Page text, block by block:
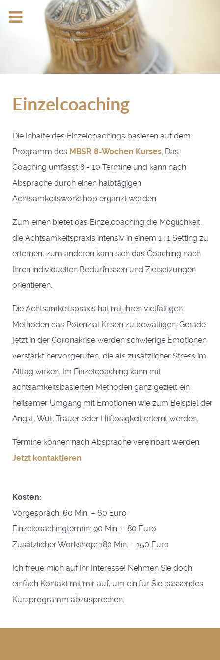
Einzelcoaching
Die Inhalte des Einzelcoachings basieren auf dem
Programm des MBSR 8-Wochen Kurses. Das
Coaching umfasst 8 - 10 Termine und kann nach
Absprache durch einen halbtägigen
Achtsamkeitsworkshop ergänzt werden.
Zum einen bietet das Einzelcoaching die Möglichkeit,
die Achtsamkeitspraxis intensiv in einem 1 : 1 Setting zu
erlernen, zum anderen kann sich das Coaching nach
Ihren individuellen Bedürfnissen und Zielsetzungen
orientieren.
Die Achtsamkeitspraxis hat mit ihren vielfältigen
Methoden das Potenzial Krisen zu bewältigen. Gerade
jetzt in der Coronakrise werden schwierige Emotionen
verstärkt hervorgerufen, die als zusätzlicher Stress im
Alltag wirken. Im Einzelcoaching kann mit
achtsamkeitsbasierten Methoden ganz gezielt ein
heilsamer Umgang mit Emotionen wie zum Beispiel der
Angst, Wut, Trauer oder Hilflosigkeit erlernt werden.
Termine können nach Absprache vereinbart werden.
Jetzt kontaktieren
Kosten:
Vorgespräch: 60 Min. – 60 Euro
Einzelcoachingtermin: 90 Min. – 80 Euro
Zusätzlicher Workshop: 180 Min. – 150 Euro
Ich freue mich auf Ihr Interesse! Nehmen Sie doch
einfach Kontakt mit mir auf, um ein für Sie passendes
Kursprogramm abzusprechen.